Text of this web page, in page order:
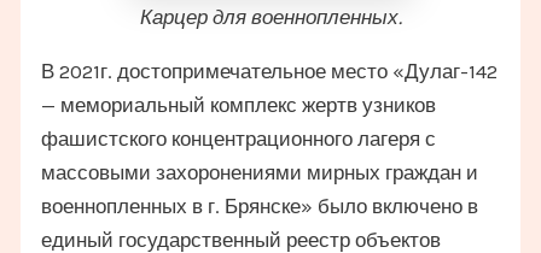
Карцер для военнопленных.
В 2021г. достопримечательное место «Дулаг-142
— мемориальный комплекс жертв узников
фашистского концентрационного лагеря с
массовыми захоронениями мирных граждан и
военнопленных в г. Брянске» было включено в
единый государственный реестр объектов